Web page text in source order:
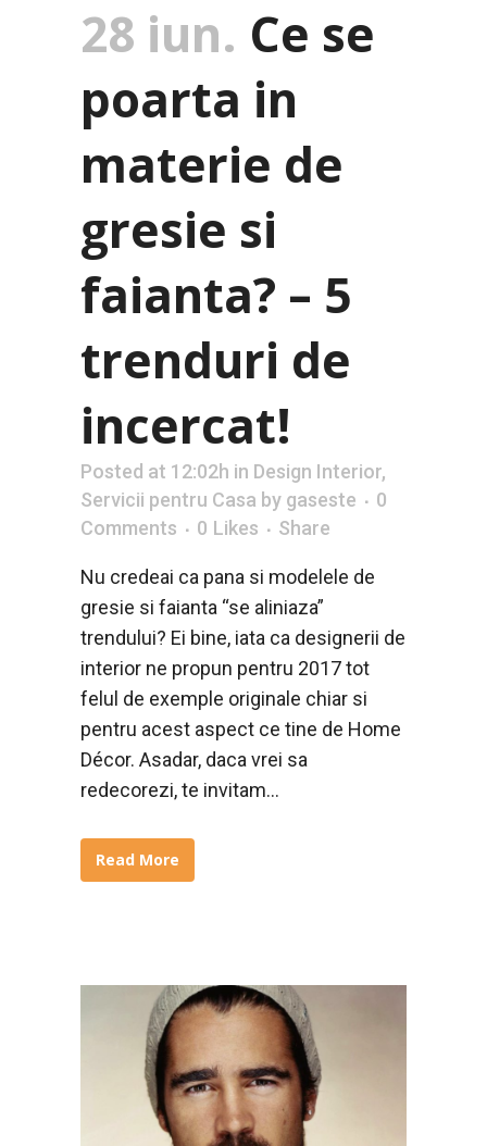
28 iun. Ce se
poarta in
materie de
gresie si
faianta? – 5
trenduri de
incercat!
Posted at 12:02h in Design Interior,
Servicii pentru Casa by gaseste
0
Comments
0 Likes Share
Nu credeai ca pana si modelele de
gresie si faianta “se aliniaza”
trendului? Ei bine, iata ca designerii de
interior ne propun pentru 2017 tot
felul de exemple originale chiar si
pentru acest aspect ce tine de Home
Décor. Asadar, daca vrei sa
redecorezi, te invitam...
Read More